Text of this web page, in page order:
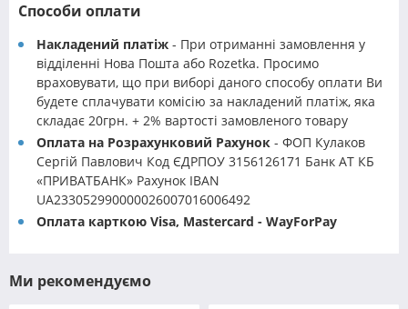
Способи оплати
Накладений платіж - При отриманні замовлення у
відділенні Нова Пошта або Rozetka. Просимо
враховувати, що при виборі даного способу оплати Ви
будете сплачувати комісію за накладений платіж, яка
складає 20грн. + 2% вартості замовленого товару
Оплата на Розрахунковий Рахунок - ФОП Кулаков
Сергій Павлович Код ЄДРПОУ 3156126171 Банк АТ КБ
«ПРИВАТБАНК» Рахунок IBAN
UA233052990000026007016006492
Оплата карткою Visa, Mastercard - WayForPay
Ми рекомендуємо